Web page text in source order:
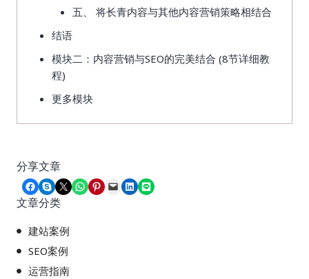
五、 将长青内容与其他内容营销策略相结合
结语
模块二：内容营销与SEO的完美结合 (8节详细教
程)
更多模块
分享文章
Share on Facebook
Share on Skype
Share on X Share on WhatsApp
Share on Pinterest
Email this PageShare on LinkedIn
Share on LINE
文章分类
建站案例
SEO案例
运营指南